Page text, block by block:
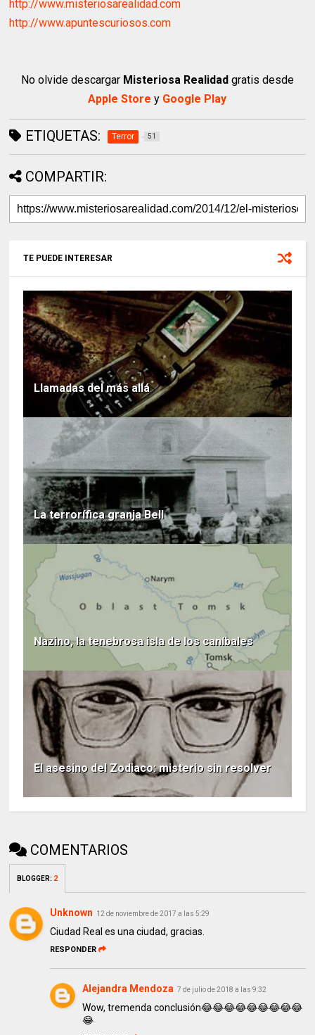
http://www.misteriosarealidad.com
http://www.apuntescuriosos.com
No olvide descargar Misteriosa Realidadgratis desde
Apple Store y Google Play
ETIQUETAS: Terror 51
COMPARTIR:
TE PUEDE INTERESAR
Llamadas del más allá
La terrorífica granja Bell
Nazino, la tenebrosa isla de los caníbales
El asesino del Zodiaco: misterio sin resolver
COMENTARIOS
BLOGGER: 2
Unknown 12 de noviembre de 2017 a las 5:29
Ciudad Real es una ciudad, gracias.
RESPONDER
Alejandra Mendoza 7 de julio de 2018 a las 9:32
Wow, tremenda conclusión😂😂😂😂😂😂😂😂😂
😂